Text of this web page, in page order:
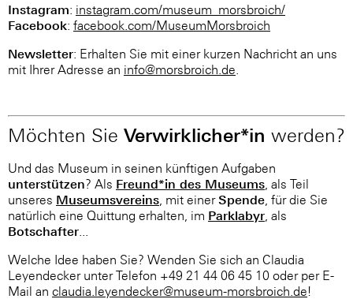
Instagram: instagram.com/museum_morsbroich/
Facebook: facebook.com/MuseumMorsbroich
Newsletter: Erhalten Sie mit einer kurzen Nachricht an uns
mit Ihrer Adresse an info@morsbroich.de
Möchten Sie Verwirklicher*in werden?
Und das Museum in seinen künftigen Aufgaben
unterstützen? Als Freund*in des Museums , als Teil
unseres Museumsvereins , mit einerSpende , für die Sie
natürlich eine Quittung erhalten, im Parklabyr , als
Botschafter
Welche Idee haben Sie? Wenden Sie sich an Claudia
Leyendecker unter Telefon +49 21 44 06 45 10 oder per E-
Mail an claudia.leyendecker@museum-morsbroich.de!